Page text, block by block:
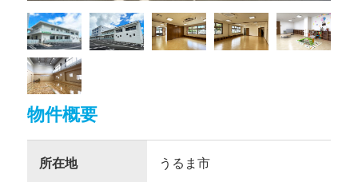
物件概要
所在地 うるま市